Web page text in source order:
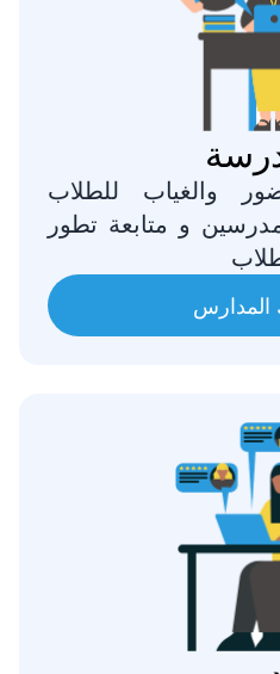
والغياب للطلاب
و متابعة تطور
المدارس